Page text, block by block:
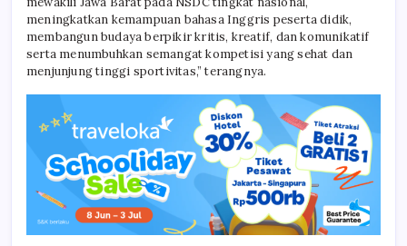
meningkatkan kemampuan bahasa Inggris peserta didik,
membangun budaya berpikir kritis, kreatif, dan komunikatif
serta menumbuhkan semangat kompetisi yang sehat dan
menjunjung tinggi sportivitas,” terangnya.